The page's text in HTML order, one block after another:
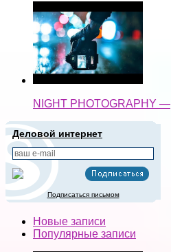
NIGHT PHOTOGRAPHY —
Деловой интернет
Подписаться письмом
Новые записи
Популярные записи